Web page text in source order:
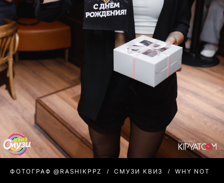
ФОТОГРАФ @RASHIKPPZ СМУЗИ КВИЗ WHY NOT